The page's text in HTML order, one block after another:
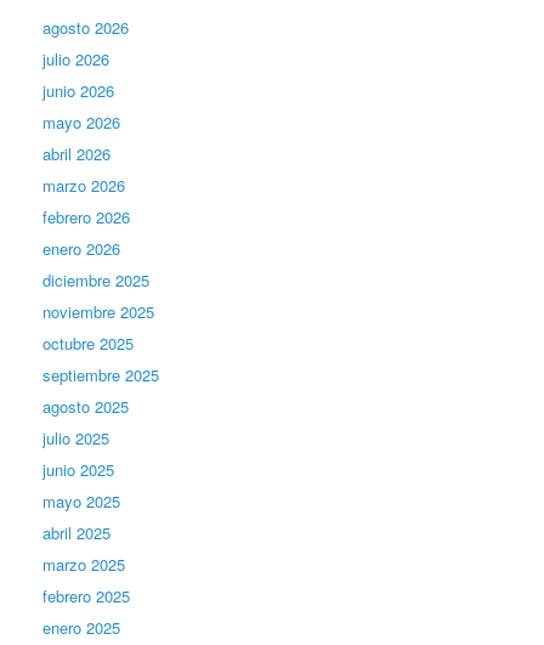
agosto 2026
julio 2026
junio 2026
mayo 2026
abril 2026
marzo 2026
febrero 2026
enero 2026
diciembre 2025
noviembre 2025
octubre 2025
septiembre 2025
agosto 2025
julio 2025
junio 2025
mayo 2025
abril 2025
marzo 2025
febrero 2025
enero 2025